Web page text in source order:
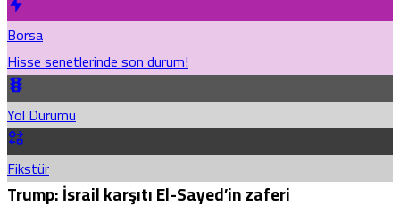
Borsa
Hisse senetlerinde son durum!
Yol Durumu
Fikstür
Trump: İsrail karşıtı El-Sayed’in zaferi